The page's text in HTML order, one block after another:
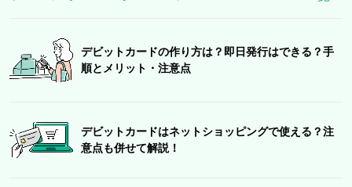
デビットカードの作り方は？即日発行はできる？手
順とメリット・注意点
デビットカードはネットショッピングで使える？注
意点も併せて解説！